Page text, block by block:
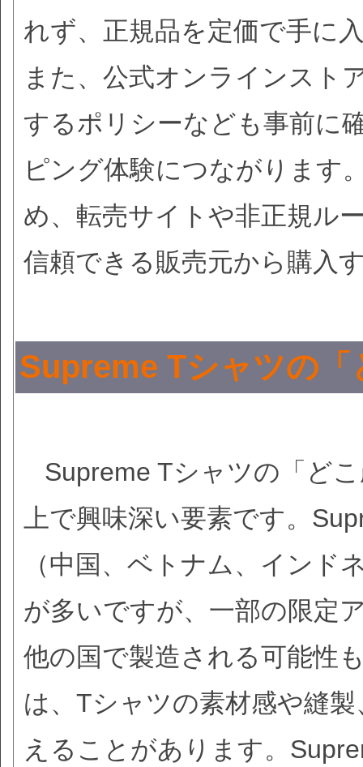
れず、正規品を定価で手に
また、公式オンラインスト
するポリシーなども事前に
ピング体験につながります
め、転売サイトや非正規ル
信頼できる販売元から購入
Supreme Tシャツの「
Supreme Tシャツの「ど
上で興味深い要素です。
（中国、ベトナム、インド
が多いですが、一部の限定
他の国で製造される可能性
は、Tシャツの素材感や縫
えることがあります。